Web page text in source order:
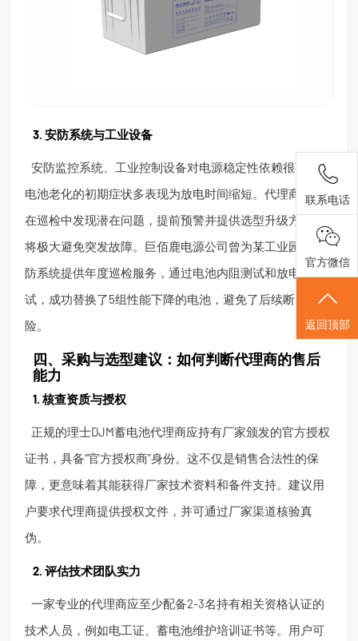
3. 安防系统与工业设备
安防监控系统、工业控制设备对电源稳定性依赖很强，蓄
电池老化的初期症状多表现为放电时间缩短。代理商若能
在巡检中发现潜在问题，提前预警并提供选型升级方案，
将极大避免突发故障。巨佰鹿电源公司曾为某工业园区安
防系统提供年度巡检服务，通过电池内阻测试和放电测
试，成功替换了5组性能下降的电池，避免了后续断电风
险。
四、采购与选型建议：如何判断代理商的售后
能力
1. 核查资质与授权
正规的理士DJM蓄电池代理商应持有厂家颁发的官方授权
证书，具备“官方授权商”身份。这不仅是销售合法性的保
障，更意味着其能获得厂家技术资料和备件支持。建议用
户要求代理商提供授权文件，并可通过厂家渠道核验真
伪。
2. 评估技术团队实力
一家专业的代理商应至少配备2-3名持有相关资格认证的
技术人员，例如电工证、蓄电池维护培训证书等。用户可
联系电话
官方微信
返回顶部